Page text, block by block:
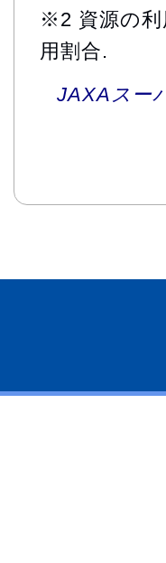
※2 資源の利
用割合.
JAXAスー